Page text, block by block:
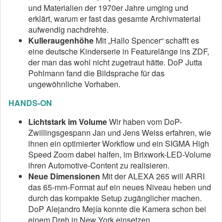
und Materialien der 1970er Jahre umging und
erklärt, warum er fast das gesamte Archivmaterial
aufwendig nachdrehte.
Kulleraugenhöhe Mit „Hallo Spencer“ schafft es
eine deutsche Kinderserie in Featurelänge ins ZDF,
der man das wohl nicht zugetraut hätte. DoP Jutta
Pohlmann fand die Bildsprache für das
ungewöhnliche Vorhaben.
HANDS-ON
Lichtstark im VolumeWir haben vom DoP-
Zwillingsgespann Jan und Jens Weiss erfahren, wie
ihnen ein optimierter Workflow und ein SIGMA High
Speed Zoom dabei halfen, im Brixwork-LED-Volume
ihren Automotive-Content zu realisieren.
Neue Dimensionen Mit der ALEXA 265 will ARRI
das 65-mm-Format auf ein neues Niveau heben und
durch das kompakte Setup zugänglicher machen.
DoP Alejandro Mejía konnte die Kamera schon bei
einem Dreh in New York einsetzen.